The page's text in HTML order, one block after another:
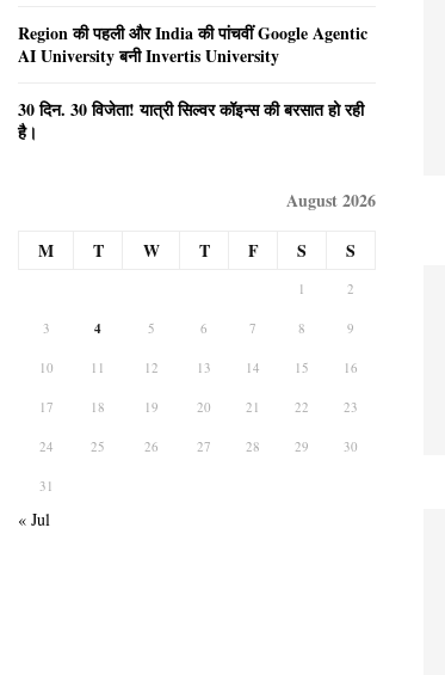
Region की पहली और India की पांचवीं Google Agentic
AI University बनी Invertis University
30 दिन. 30 विजेता! यात्री सिल्वर कॉइन्स की बरसात हो रही
है।
August 2026
M
T W T F S S
1 2
3 4 5 6 7 8 9
10 11 12 13 14 15 16
17 18 19 20 21 22 23
24 25 26 27 28 29 30
31
« Jul